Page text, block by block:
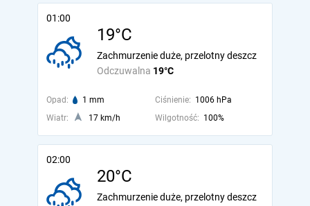
01:00
19°C
Odczuwalna 19°C
Zachmurzenie duże, przelotny deszcz
Opad: 1 mm Ciśnienie: 1006 hPa
Wiatr:
17 km/h Wilgotność: 100%
02:00
20°C
Zachmurzenie duże, przelotny deszcz